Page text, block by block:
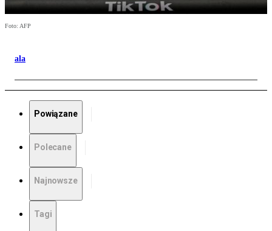
Foto: AFP
ala
Powiązane
Polecane
Najnowsze
Tagi